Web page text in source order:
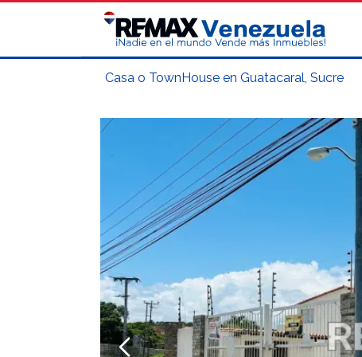
Casa o TownHouse en Guatacaral, Sucre